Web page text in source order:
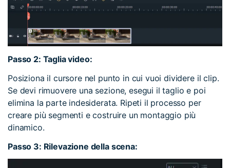
Passo 2: Taglia video:
Posiziona il cursore nel punto in cui vuoi dividere il clip.
Se devi rimuovere una sezione, esegui il taglio e poi
elimina la parte indesiderata. Ripeti il processo per
creare più segmenti e costruire un montaggio più
dinamico.
Passo 3: Rilevazione della scena: